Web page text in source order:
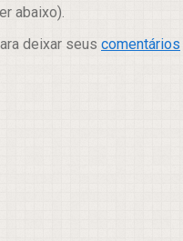
abaixo).
deixar seus comentários